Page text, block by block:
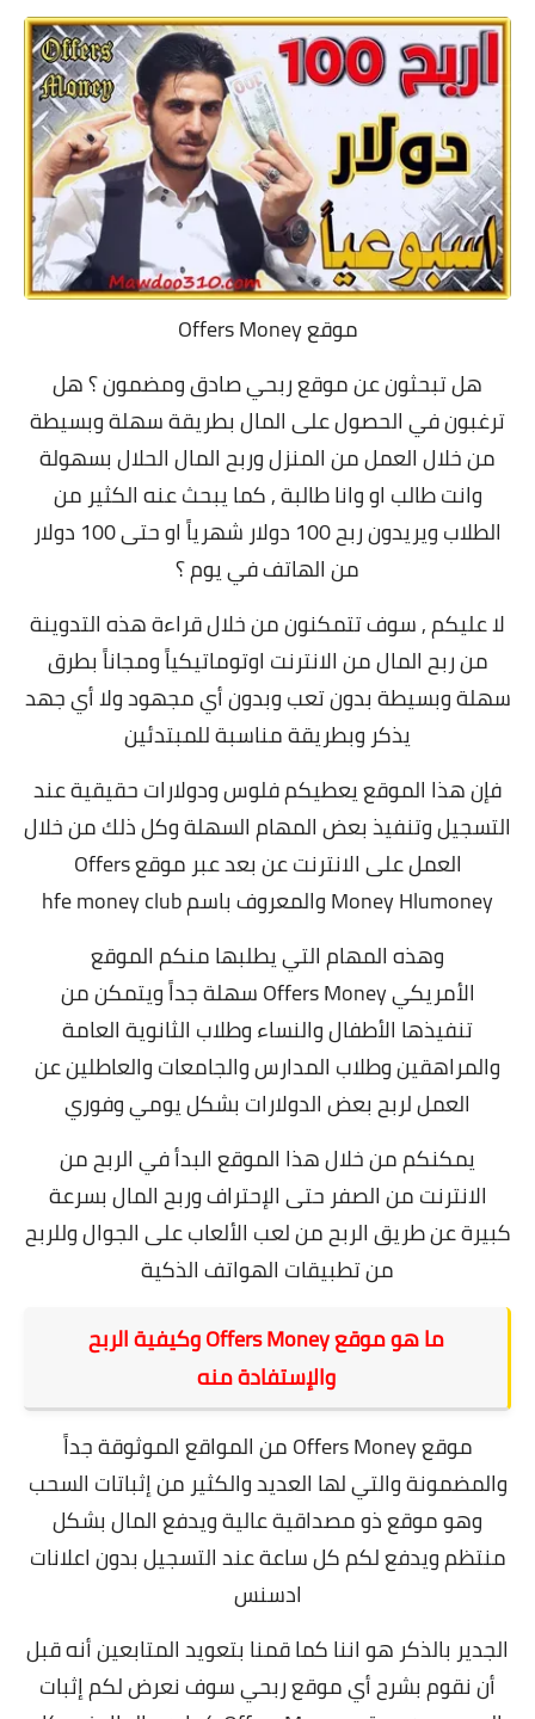
موقع Offers Money
هل تبحثون عن موقع ربحي صادق ومضمون ؟ هل
ترغبون في الحصول على المال بطريقة سهلة وبسيطة
من خلال العمل من المنزل وربح المال الحلال بسهولة
وانت طالب او وانا طالبة , كما يبحث عنه الكثير من
الطلاب ويريدون ربح 100 دولار شهرياً او حتى 100 دولار
من الهاتف في يوم ؟
لا عليكم , سوف تتمكنون من خلال قراءة هذه التدوينة
من ربح المال من الانترنت اوتوماتيكياً ومجاناً بطرق
سهلة وبسيطة بدون تعب وبدون أي مجهود ولا أي جهد
يذكر وبطريقة مناسبة للمبتدئين
فإن هذا الموقع يعطيكم فلوس ودولارات حقيقية عند
التسجيل وتنفيذ بعض المهام السهلة وكل ذلك من خلال
العمل على الانترنت عن بعد عبر موقع Offers
Money Hlumoney والمعروف باسم hfe money club
وهذه المهام التي يطلبها منكم الموقع
الأمريكي Offers Money سهلة جداً ويتمكن من
تنفيذها الأطفال والنساء وطلاب الثانوية العامة
والمراهقين وطلاب المدارس والجامعات والعاطلين عن
العمل لربح بعض الدولارات بشكل يومي وفوري
يمكنكم من خلال هذا الموقع البدأ في الربح من
الانترنت من الصفر حتى الإحتراف وربح المال بسرعة
كبيرة عن طريقالربح من لعب الألعابعلى الجوال وللربح
من تطبيقات الهواتف الذكية
ما هو موقع Offers Money وكيفية الربح
والإستفادة منه
موقع Offers Money من المواقع الموثوقة جداً
والمضمونة والتي لها العديد والكثير من إثباتات السحب
وهو موقع ذو مصداقية عالية ويدفع المال بشكل
منتظم ويدفع لكم كل ساعة عند التسجيل بدون اعلانات
ادسنس
الجدير بالذكر هو اننا كما قمنا بتعويد المتابعين أنه قبل
أن نقوم بشرح أي موقع ربحي سوف نعرض لكم إثبات